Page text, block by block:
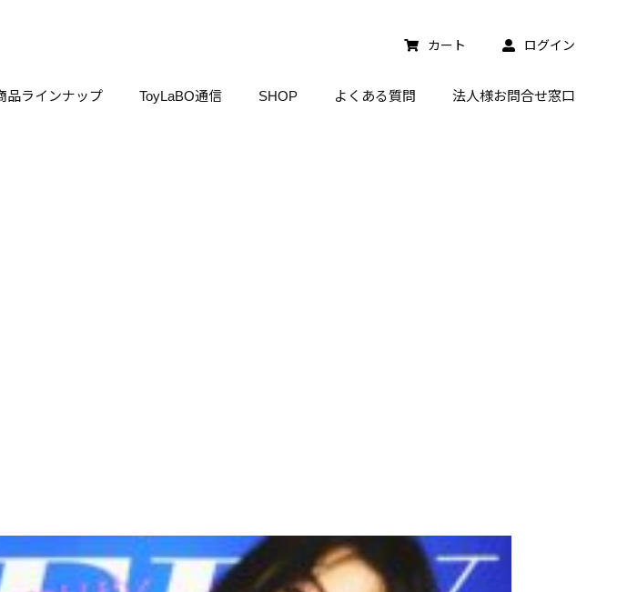
ログイン
カート
品ラインナップ ToyLaBO通信 SHOP よくある質問 法人様お問合せ窓口